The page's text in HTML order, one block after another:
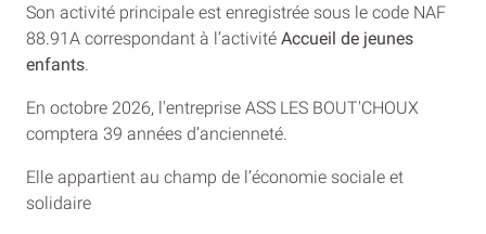
Son activité principale est enregistrée sous le code NAF
88.91A correspondant à l’activité Accueil de jeunes
enfants
En octobre 2026, l'entreprise ASS LES BOUT'CHOUX
comptera 39 années d’ancienneté.
Elle appartient au champ de l’économie sociale et
solidaire